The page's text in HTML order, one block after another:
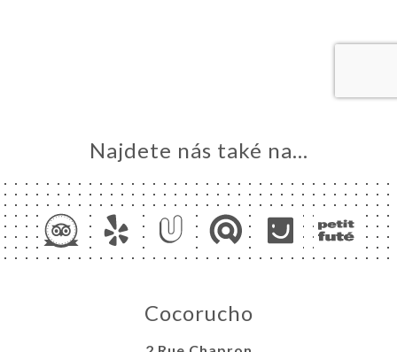
Najdete nás také na...
Cocorucho